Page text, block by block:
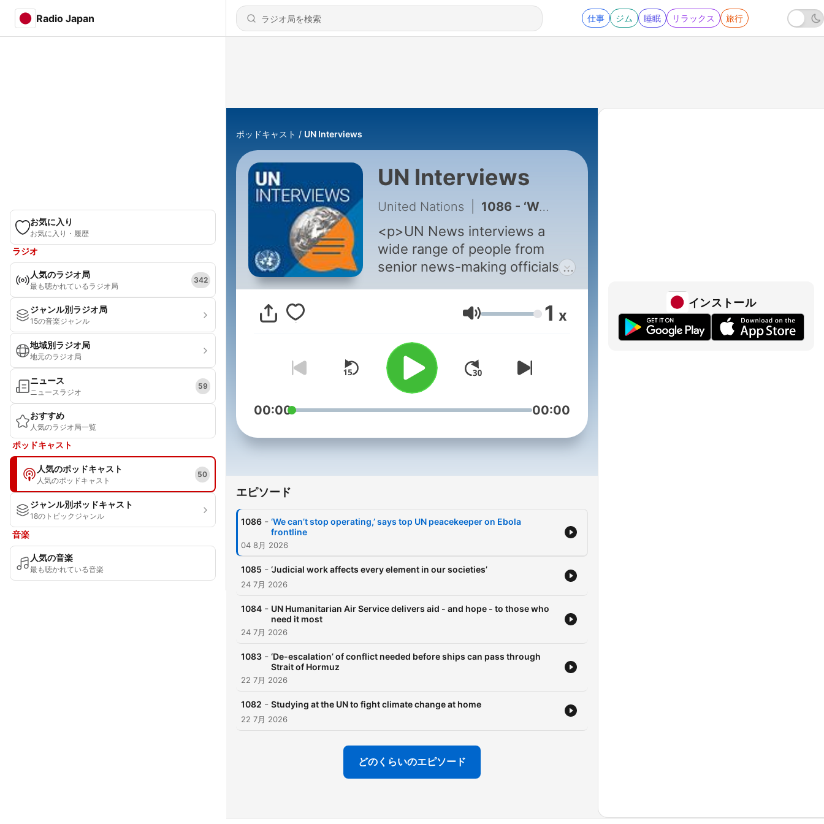
Radio Japan 仕事 ジム 睡眠 リラックス 旅行
お気に入り
お気に入り・履歴
ラジオ
人気のラジオ局
最も聴かれているラジオ局
342
ジャンル別ラジオ局
15の音楽ジャンル
地域別ラジオ局
地元のラジオ局
ニュース
ニュースラジオ
59
おすすめ
人気のラジオ局一覧
ポッドキャスト
人気のポッドキャスト
人気のポッドキャスト
50
ジャンル別ポッドキャスト
18のトピックジャンル
音楽
人気の音楽
最も聴かれている音楽
ポッドキャスト UN Interviews
UN Interviews
United Nations 1086 - ‘We can’t stop operating,’ says top UN peacekeeper on Ebola frontline
<p>UN News interviews a
wide range of people from
senior news-making officials at
advocates and beneficiaries
from across the world who
go about its often life-saving
work in the field.</p>
音量 1 x
00:00 00:00
エピソード
1086 - ‘We can’t stop operating,’ says top UN peacekeeper on Ebola
frontline
04 8月 2026
1085 - ‘Judicial work affects every element in our societies’
24 7月 2026
1084 - UN Humanitarian Air Service delivers aid - and hope - to those who
need it most
24 7月 2026
1083 - ‘De-escalation’ of conflict needed before ships can pass through
Strait of Hormuz
22 7月 2026
1082 - Studying at the UN to fight climate change at home
22 7月 2026
どのくらいのエピソード
インストール